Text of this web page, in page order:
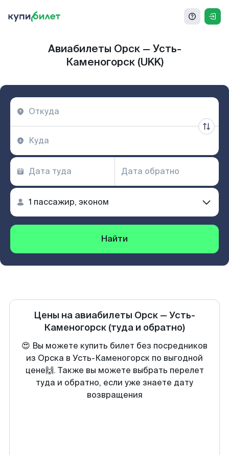
Авиабилеты Орск — Усть-
Каменогорск (UKK)
Найти
Цены на авиабилеты Орск — Усть-
Каменогорск (туда и обратно)
😍 Вы можете купить билет без посредников
из Орска в Усть-Каменогорск по выгодной
цене🙌. Также вы можете выбрать перелет
туда и обратно, если уже знаете дату
возвращения